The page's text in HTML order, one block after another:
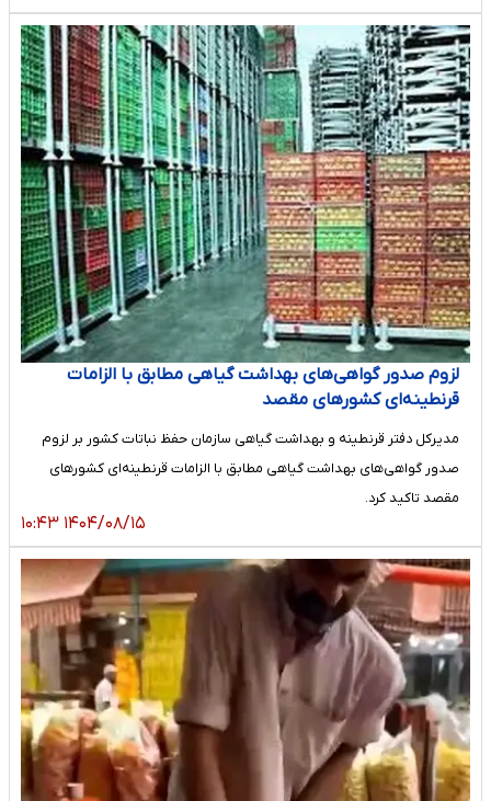
لزوم صدور گواهی‌های بهداشت گیاهی مطابق با الزامات
قرنطینه‌ای کشورهای مقصد
مدیرکل دفتر قرنطینه و بهداشت گیاهی سازمان حفظ نباتات کشور بر لزوم
صدور گواهی‌های بهداشت گیاهی مطابق با الزامات قرنطینه‌ای کشورهای
مقصد تاکید کرد.
۱۴۰۴/۰۸/۱۵ ۱۰:۴۳